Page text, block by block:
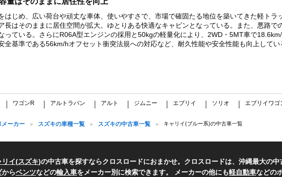
はじめ、広い荷台や頑丈な車体、使いやすさで、市場で確固たる地位を築いてきた軽ト
長はそのままに居住空間が拡大。ゆとりある快適なキャビンとなっている。また、悪路
っている。さらにR06A型エンジンの採用と50kgの軽量化により、2WD・5MT車で
全基準である56km/hオフセット衝突法規への対応など、耐久性能や安全性能も向上してい
ワゴンR アルトラパン アルト ジムニー エブリイ ソリオ エブリイワゴ
メーカー スズキの車種一覧 スズキの中古車一覧 キャリイ(ブルー系)の中古車一覧
リイ(スズキ)の中古車を探すならクロスロードにおまかせ。クロスロードは、沖縄最大の中
からベンツなどの輸入車をメーカー別に検索できます。 メーカーの他にも軽自動車などの